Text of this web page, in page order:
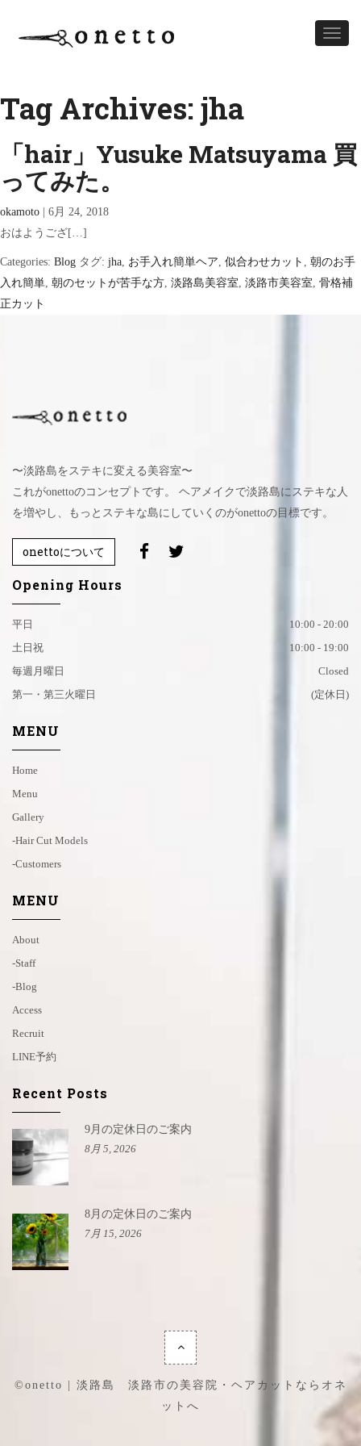
Tag Archives: jha
「hair」Yusuke Matsuyama 買
ってみた。
okamoto
6月 24, 2018
おはようござ[…]
Categories: Blog タグ: jha, お手入れ簡単ヘア, 似合わせカット , 朝のお手
入れ簡単, 朝のセットが苦手な方, 淡路島美容室, 淡路市美容室, 骨格補
正カット
〜淡路島をステキに変える美容室〜
これがonettoのコンセプトです。 ヘアメイクで淡路島にステキな人
を増やし、もっとステキな島にしていくのがonettoの目標です。
onettoについて
Opening Hours
平日
10:00 - 20:00
土日祝
10:00 - 19:00
毎週月曜日
Closed
第一・第三火曜日
(定休日)
MENU
Home
Menu
Gallery
-hair Cut Models
-customers
MENU
About
-staff
-blog
Access
Recruit
LINE予約
Recent Posts
9月の定休日のご案内
8月 5, 2026
8月の定休日のご案内
7月 15, 2026
©onetto | 淡路島 淡路市の美容院・ヘアカットならオネ
ットへ